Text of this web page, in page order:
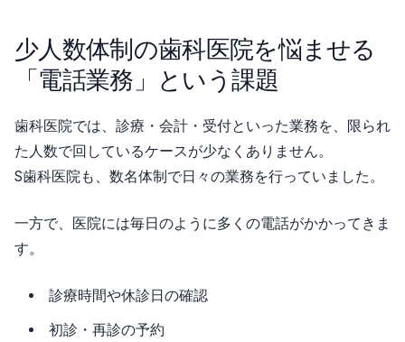
少人数体制の歯科医院を悩ませる
「電話業務」という課題
歯科医院では、診療・会計・受付といった業務を、限られ
た人数で回しているケースが少なくありません。
S歯科医院も、数名体制で日々の業務を行っていました。
一方で、医院には毎日のように多くの電話がかかってきま
す。
診療時間や休診日の確認
初診・再診の予約